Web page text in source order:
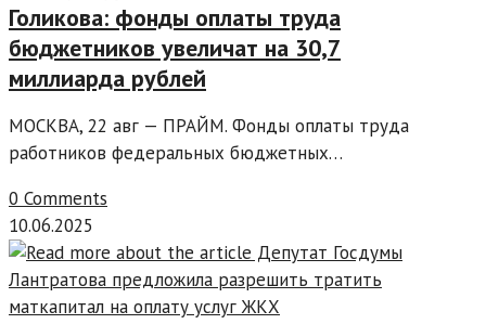
Голикова: фонды оплаты труда
бюджетников увеличат на 30,7
миллиарда рублей
МОСКВА, 22 авг — ПРАЙМ. Фонды оплаты труда
работников федеральных бюджетных…
0 Comments
10.06.2025